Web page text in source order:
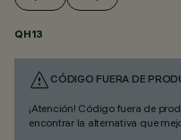
QH13
CÓDIGO FUERA DE
¡Atención! Código fuera de
encontrar la alternativa que